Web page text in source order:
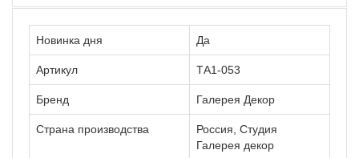
Новинка дня Да
Артикул ТА1-053
Бренд Галерея Декор
Страна производства
Россия, Студия
Галерея декор